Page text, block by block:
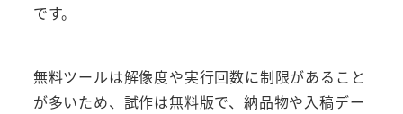
です。
無料ツールは解像度や実行回数に制限があること
が多いため、試作は無料版で、納品物や入稿デー